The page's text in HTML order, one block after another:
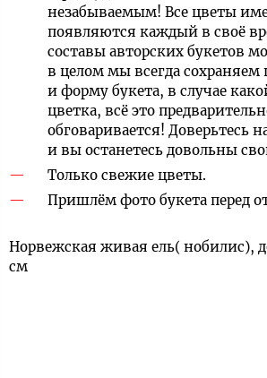
незабываемым! Все цветы
появляются каждый в своё
составы авторских букетов
в целом мы всегда
и форму букета, в случае
цветка, всё это
обговаривается! Доверьтесь
и вы останетесь довольны
Только свежие цветы.
Пришлём фото букета перед
Норвежская живая ель( нобилис),
см